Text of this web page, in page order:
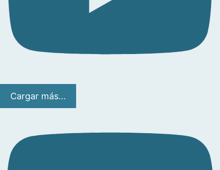
Cargar más...